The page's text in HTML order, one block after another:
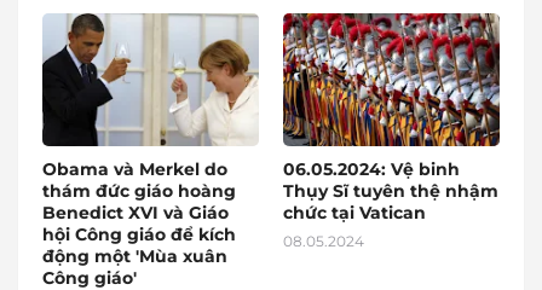
Obama và Merkel do
thám đức giáo hoàng
Benedict XVI và Giáo
hội Công giáo để kích
động một 'Mùa xuân
Công giáo'
06.05.2024: Vệ binh
Thụy Sĩ tuyên thệ nhậm
chức tại Vatican
08.05.2024